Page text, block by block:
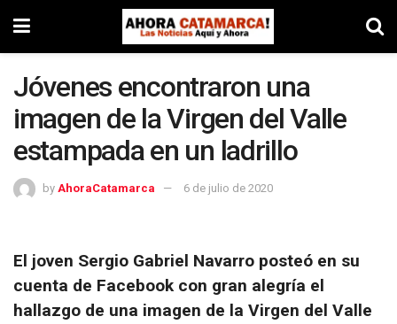
Jóvenes encontraron una
imagen de la Virgen del Valle
estampada en un ladrillo
by AhoraCatamarca 6 de julio de 2020
El joven Sergio Gabriel Navarro posteó en su
cuenta de Facebook con gran alegría el
hallazgo de una imagen de la Virgen del Valle